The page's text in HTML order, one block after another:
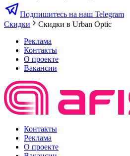
Подпишитесь на наш Telegram
Скидки
Скидки в Urban Optic
Реклама
Контакты
О проекте
Вакансии
Контакты
Реклама
О проекте